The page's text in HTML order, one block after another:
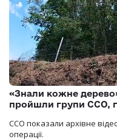
«Знали кожне
пройшли групи ССО,
ССО показали архівне
операції.